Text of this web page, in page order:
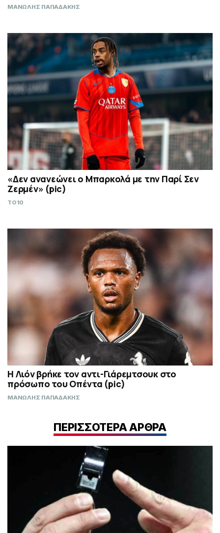
ΜΑΝΩΛΗΣ ΠΑΠΑΔΑΚΗΣ
«Δεν ανανεώνει ο Μπαρκολά με την Παρί Σεν
Ζερμέν» (pic)
TO10
Η Λιόν βρήκε τον αντι-Γιάρεμτσουκ στο
πρόσωπο του Οπέντα (pic)
ΜΑΝΩΛΗΣ ΠΑΠΑΔΑΚΗΣ
ΠΕΡΙΣΣΟΤΕΡΑ ΑΡΘΡΑ